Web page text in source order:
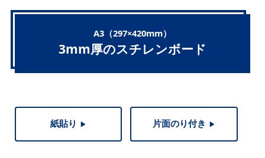
A3（297×420mm）
3mm厚のスチレンボード
紙貼り ▶︎ 片面のり付き ▶︎